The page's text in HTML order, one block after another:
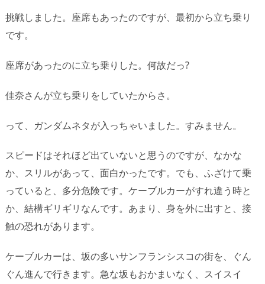
挑戦しました。座席もあったのですが、最初から立ち乗り
です。
座席があったのに立ち乗りした。何故だっ?
佳奈さんが立ち乗りをしていたからさ。
って、ガンダムネタが入っちゃいました。すみません。
スピードはそれほど出ていないと思うのですが、なかな
か、スリルがあって、面白かったです。でも、ふざけて乗
っていると、多分危険です。ケーブルカーがすれ違う時と
か、結構ギリギリなんです。あまり、身を外に出すと、接
触の恐れがあります。
ケーブルカーは、坂の多いサンフランシスコの街を、ぐん
ぐん進んで行きます。急な坂もおかまいなく、スイスイ